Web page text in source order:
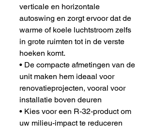
verticale en horizontale
autoswing en zorgt ervoor dat de
warme of koele luchtstroom zelfs
in grote ruimten tot in de verste
hoeken komt.
• De compacte afmetingen van de
unit maken hem ideaal voor
renovatieprojecten, vooral voor
installatie boven deuren
• Kies voor een R-32-product om
uw milieu-impact te reduceren